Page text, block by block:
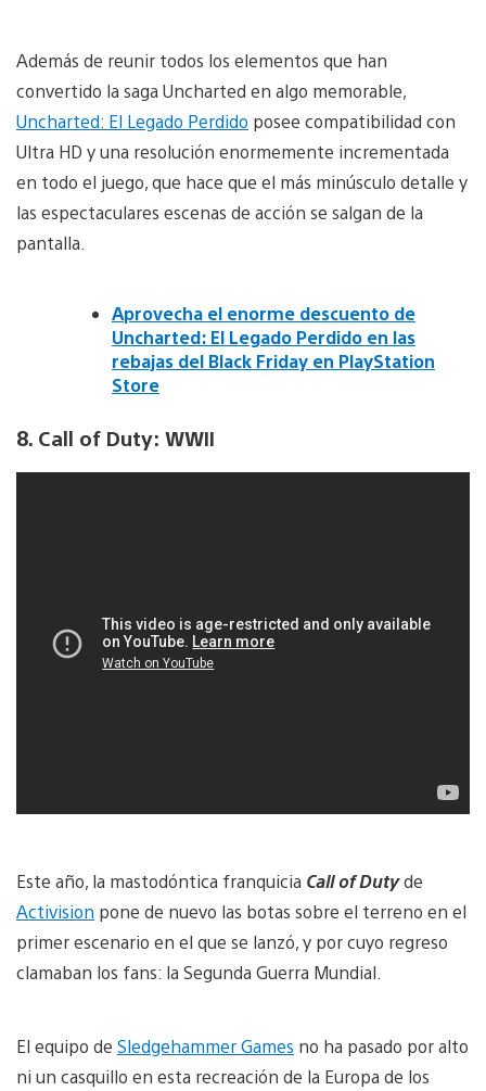
Además de reunir todos los elementos que han
convertido la saga Uncharted en algo memorable,
Uncharted: El Legado Perdido posee compatibilidad con
Ultra HD y una resolución enormemente incrementada
en todo el juego, que hace que el más minúsculo detalle y
las espectaculares escenas de acción se salgan de la
pantalla.
Aprovecha el enorme descuento de
Uncharted: El Legado Perdido en las
rebajas del Black Friday en PlayStation
Store
8. Call of Duty: WWII
Este año, la mastodóntica franquicia Call of Dutyde
Activision pone de nuevo las botas sobre el terreno en el
primer escenario en el que se lanzó, y por cuyo regreso
clamaban los fans: la Segunda Guerra Mundial.
El equipo de Sledgehammer Games no ha pasado por alto
ni un casquillo en esta recreación de la Europa de los